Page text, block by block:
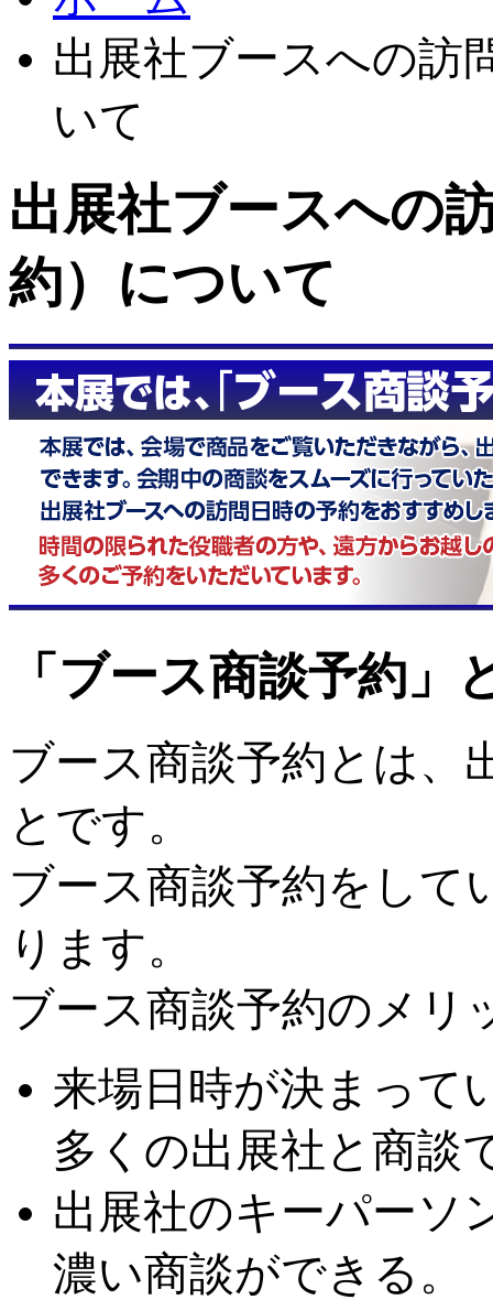
出展社ブースへの訪
いて
出展社ブースへの
約）について
「ブース商談予約」
ブース商談予約とは、
とです。
ブース商談予約をして
ります。
ブース商談予約のメリ
来場日時が決まって
多くの出展社と商談
出展社のキーパーソ
濃い商談ができる。